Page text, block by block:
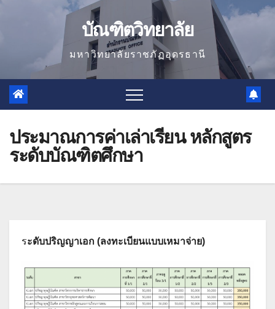
บัณฑิตวิทยาลัย
มหาวิทยาลัยราชภัฏอุดรธานี
ประมาณการค่าเล่าเรียน หลักสูตร
ระดับบัณฑิตศึกษา
ระดับปริญญาเอก (ลงทะเบียนแบบเหมาจ่าย)